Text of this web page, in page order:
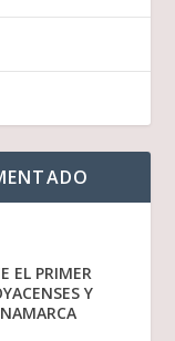
EL PRIMER
Y